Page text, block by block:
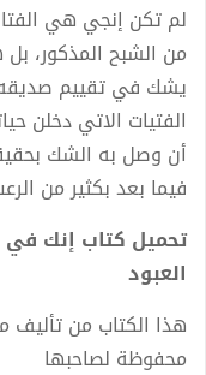
لم تكن إنجي هي
من الشبح المذكور،
يشك في تقييم
الفتيات الاتي دخلن
أن وصل به الشك
فيما بعد بكثير من
العبود
هذا الكتاب من
محفوظة لصاحبها